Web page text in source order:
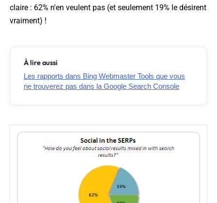
claire : 62% n'en veulent pas (et seulement 19% le désirent
vraiment) !
À lire aussi
Les rapports dans Bing Webmaster Tools que vous
ne trouverez pas dans la Google Search Console